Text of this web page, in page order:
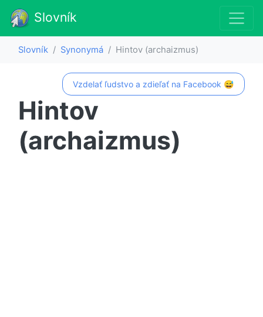
Slovník
Slovník Synonymá Hintov (archaizmus)
Vzdelať ľudstvo a zdieľať na Facebook 😅
Hintov
(archaizmus)